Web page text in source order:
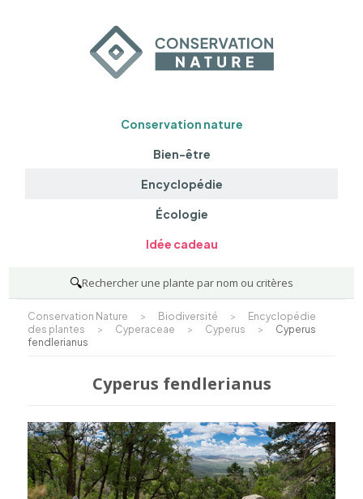
Conservation nature
Bien-être
Encyclopédie
Écologie
Idée cadeau
🔍Rechercher une plante par nom ou critères
Conservation Nature > Biodiversité >
Encyclopédie
des plantes
> Cyperaceae > Cyperus >
Cyperus
fendlerianus
Cyperus fendlerianus